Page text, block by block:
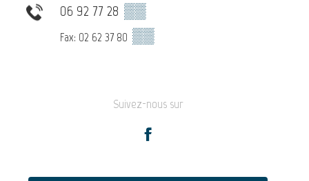
06 92 77 28 ▒▒
Fax: 02 62 37 80 ▒▒
Suivez-nous sur